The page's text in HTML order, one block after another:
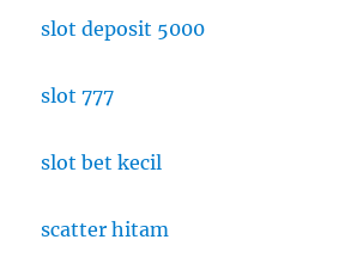
slot deposit 5000
slot 777
slot bet kecil
scatter hitam